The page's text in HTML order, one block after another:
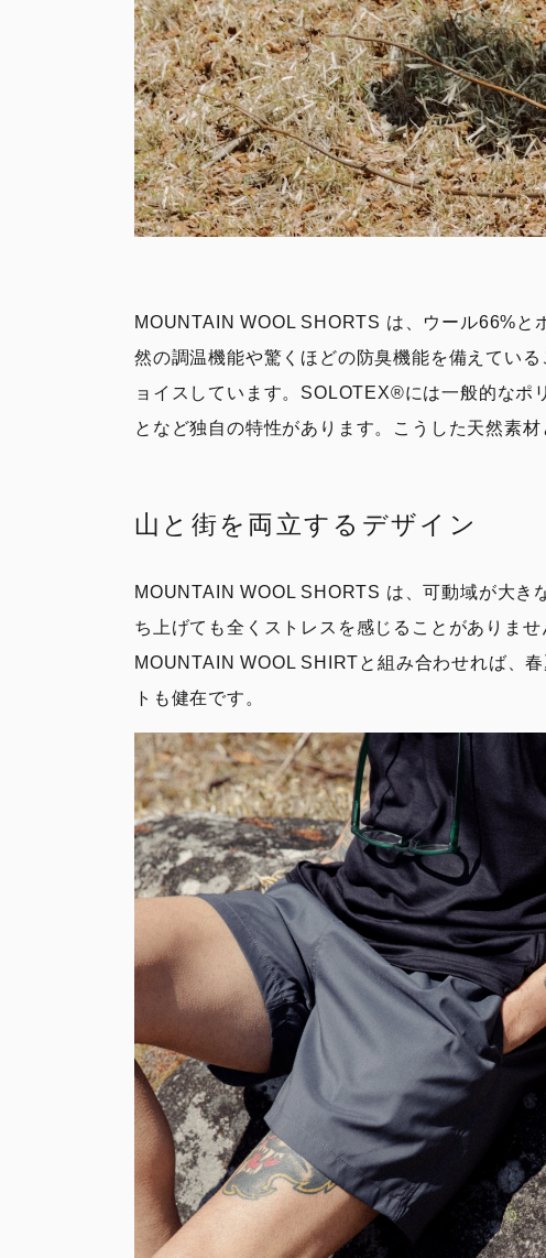
MOUNTAIN WOOL SHORTS は、ウール66%と
然の調温機能や驚くほどの防臭機能を備えてい
ョイスしています。SOLOTEX®︎には一般的なポ
となど独自の特性があります。こうした天然素
山と街を両立するデザイン
MOUNTAIN WOOL SHORTS は、可動域が大き
ち上げても全くストレスを感じることがありま
MOUNTAIN WOOL SHIRTと組み合わせれば、
トも健在です。